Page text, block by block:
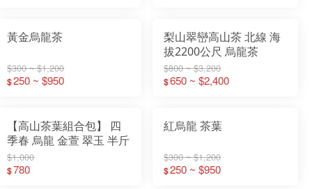
黃金烏龍茶
$300 ~ $1,200
$250 ~ $950
梨山翠巒高山茶 北線 海
拔2200公尺 烏龍茶
$800 ~ $3,200
$650 ~ $2,400
【高山茶葉組合包】 四
季春 烏龍 金萱 翠玉 半斤
$1,000
$780
紅烏龍 茶葉
$300 ~ $1,200
$250 ~ $950